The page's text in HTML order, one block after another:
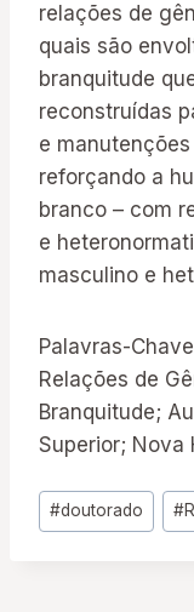
relações de
quais são
branquitude
reconstruídas
e
reforçando a
branco – com
e
masculino e
Palavras-
Relações de
Branquitude;
Superior; Nova
Tags
do
#doutorado #